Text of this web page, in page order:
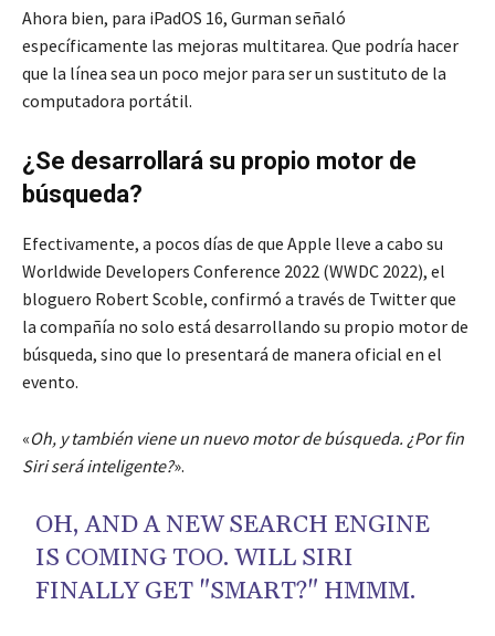
Ahora bien, para iPadOS 16, Gurman señaló
específicamente las mejoras multitarea. Que podría hacer
que la línea sea un poco mejor para ser un sustituto de la
computadora portátil.
¿Se desarrollará su propio motor de
búsqueda?
Efectivamente, a pocos días de que Apple lleve a cabo su
Worldwide Developers Conference 2022 (WWDC 2022), el
bloguero Robert Scoble, confirmó a través de Twitter que
la compañía no solo está desarrollando su propio motor de
búsqueda, sino que lo presentará de manera oficial en el
evento.
«Oh, y también viene un nuevo motor de búsqueda. ¿Por fin
Siri será inteligente?».
OH, AND A NEW SEARCH ENGINE
IS COMING TOO. WILL SIRI
FINALLY GET "SMART?" HMMM.